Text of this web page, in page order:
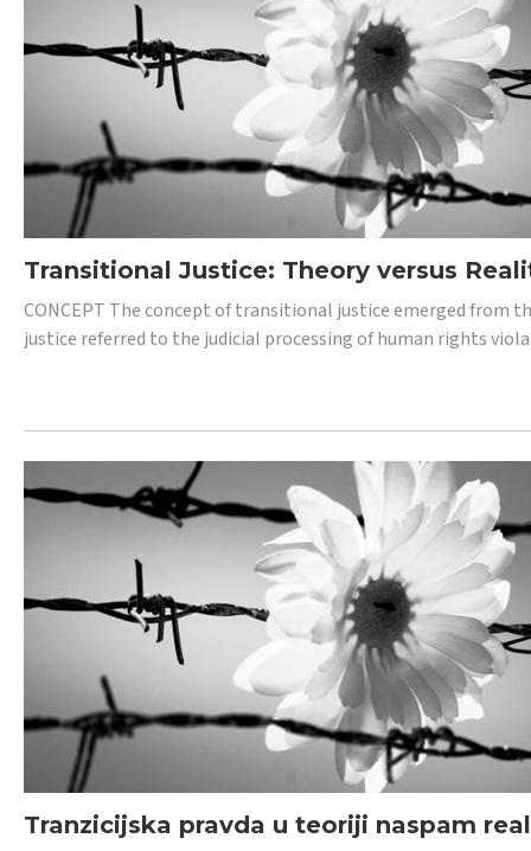
Transitional Justice: Theory versus
CONCEPT The concept of transitional justice emerged
justice referred to the judicial processing of human rights
Tranzicijska pravda u teoriji naspam